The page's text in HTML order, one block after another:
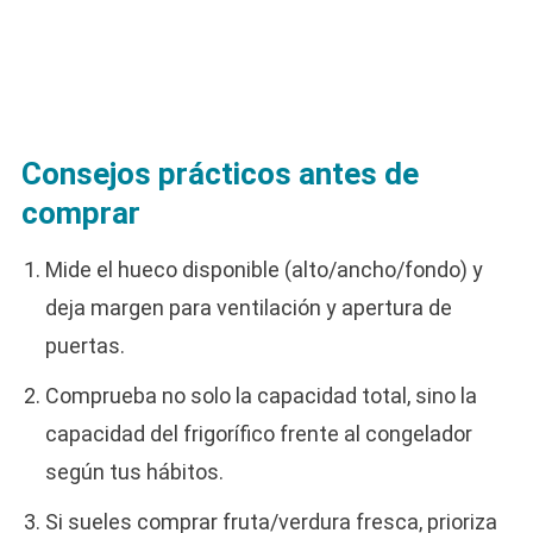
Consejos prácticos antes de
comprar
Mide el hueco disponible (alto/ancho/fondo) y
deja margen para ventilación y apertura de
puertas.
Comprueba no solo la capacidad total, sino la
capacidad del frigorífico frente al congelador
según tus hábitos.
Si sueles comprar fruta/verdura fresca, prioriza